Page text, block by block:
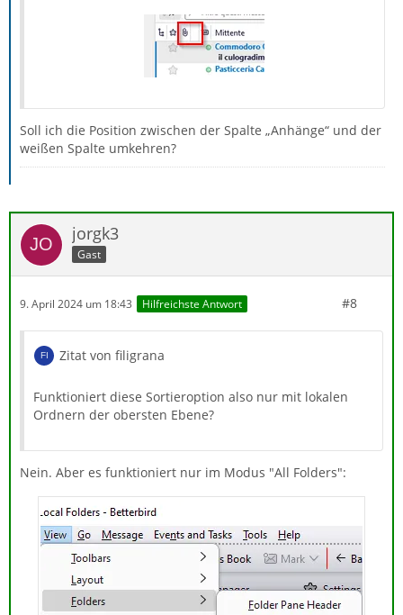
Soll ich die Position zwischen der Spalte „Anhänge“ und der
weißen Spalte umkehren?
jorgk3
Gast
9. April 2024 um 18:43 Hilfreichste Antwort #8
Zitat von filigrana
Funktioniert diese Sortieroption also nur mit lokalen
Ordnern der obersten Ebene?
Nein. Aber es funktioniert nur im Modus "All Folders":